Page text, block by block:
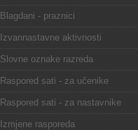
Blagdani - praznici
Izvannastavne aktivnosti
Slovne oznake razreda
Raspored sati - za učenike
Raspored sati - za nastavnike
Izmjene rasporeda